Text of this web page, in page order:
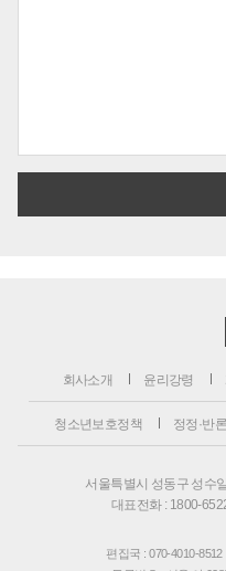
회사소개 윤리강령
청소년보호정책 정정·반
서울특별시 성동구 성수
대표전화 : 1800-
편집국 : 070-4010-8512